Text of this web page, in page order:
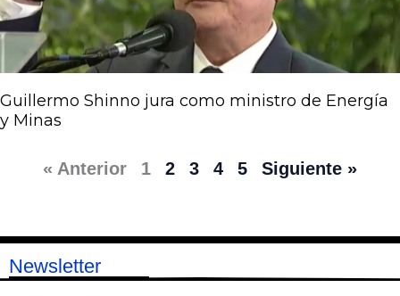
Guillermo Shinno jura como ministro de Energía
y Minas
« Anterior 1 2 3 4 5 Siguiente »
Newsletter